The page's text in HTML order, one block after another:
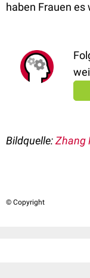
haben Frauen es
Bildquelle:Zhang
© Copyright